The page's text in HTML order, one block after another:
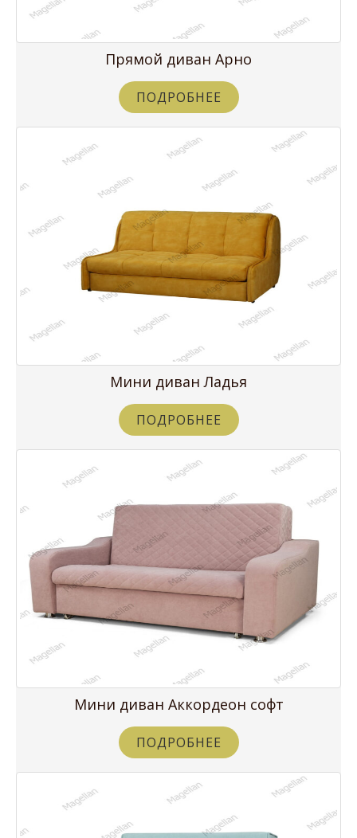
Прямой диван Арно
ПОДРОБНЕЕ
Мини диван Ладья
ПОДРОБНЕЕ
Мини диван Аккордеон софт
ПОДРОБНЕЕ